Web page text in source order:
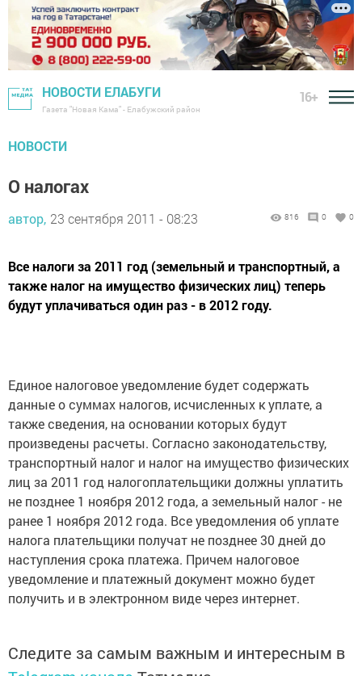
НОВОСТИ ЕЛАБУГИ
Газета "Новая Кама" - Елабужский район
16+
НОВОСТИ
О налогах
автор, 23 сентября 2011 - 08:23 816 0 0
Все налоги за 2011 год (земельный и транспортный, а
также налог на имущество физических лиц) теперь
будут уплачиваться один раз - в 2012 году.
Единое налоговое уведомление будет содержать
данные о суммах налогов, исчисленных к уплате, а
также сведения, на основании которых будут
произведены расчеты. Согласно законодательству,
транспортный налог и налог на имущество физических
лиц за 2011 год налогоплательщики должны уплатить
не позднее 1 ноября 2012 года, а земельный налог - не
ранее 1 ноября 2012 года. Все уведомления об уплате
налога плательщики получат не позднее 30 дней до
наступления срока платежа. Причем налоговое
уведомление и платежный документ можно будет
получить и в электронном виде через интернет.
Следите за самым важным и интересным в